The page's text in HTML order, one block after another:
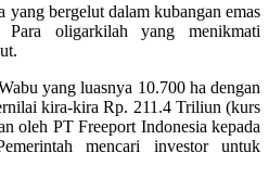
yang bergelut dalam kubangan emas
oligarkilah yang menikmati
yang luasnya 10.700 ha dengan
kira-kira Rp. 211.4 Triliun (kurs
oleh PT Freeport Indonesia kepada
mencari investor untuk